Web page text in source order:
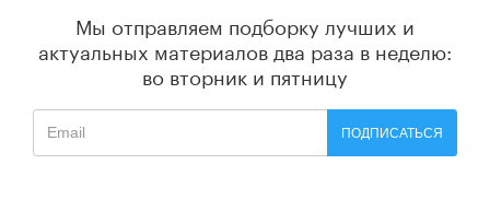
Мы отправляем подборку лучших и
актуальных материалов два раза в неделю:
во вторник и пятницу
ПОДПИСАТЬСЯ